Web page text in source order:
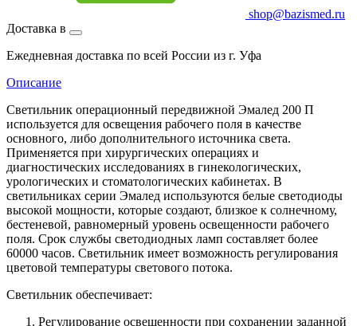
shop@bazismed.ru
Доставка в
Ежедневная доставка по всей России из г. Уфа
Описание
Светильник операционный передвижной Эмалед 200 П
используется для освещения рабочего поля в качестве
основного, либо дополнительного источника света.
Применяется при хирургических операциях и
диагностических исследованиях в гинекологических,
урологических и стоматологических кабинетах. В
светильниках серии Эмалед используются белые светодиоды
высокой мощности, которые создают, близкое к солнечному,
бестеневой, равномерный уровень освещенности рабочего
поля. Срок службы светодиодных ламп составляет более
60000 часов. Светильник имеет возможность регулирования
цветовой температуры светового потока.
Светильник обеспечивает:
Регулирование освещенности при сохранении заданной